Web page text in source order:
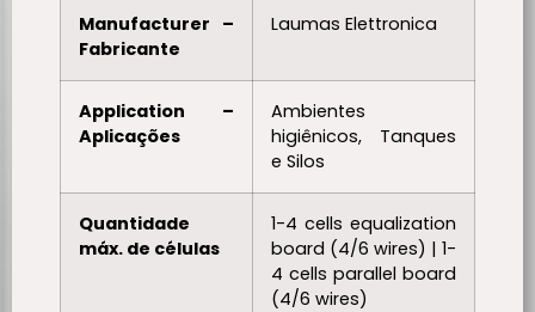
Manufacturer –
Fabricante
Laumas Elettronica
Application –
Aplicações
Ambientes
higiênicos, Tanques
e Silos
Quantidade
máx. de células
1-4 cells equalization
board (4/6 wires) | 1-
4 cells parallel board
(4/6 wires)